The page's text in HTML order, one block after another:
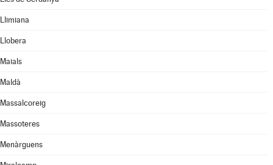
Llimiana
Llobera
Maials
Maldà
Massalcoreig
Massoteres
Menàrguens